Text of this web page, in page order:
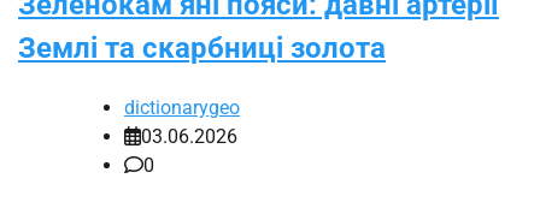
Землі та скарбниці золота
dictionarygeo
03.06.2026
0